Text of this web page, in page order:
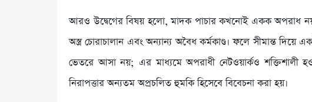
আরও উদ্বেগের বিষয় হলো, মাদক পাচার কখনোই একক অপরাধ
অস্ত্র চোরাচালান এবং অন্যান্য অবৈধ কর্মকাণ্ড। ফলে সীমান্ত
ভেতরে আসা নয়; এর মাধ্যমে অপরাধী নেটওয়ার্কও শক্তিশালী
নিরাপত্তার অন্যতম অপ্রচলিত হুমকি হিসেবে বিবেচনা করা হয়।